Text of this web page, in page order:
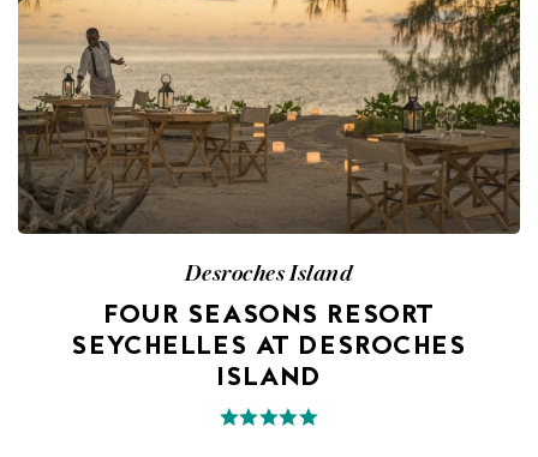
Desroches Island
FOUR SEASONS RESORT
SEYCHELLES AT DESROCHES
ISLAND